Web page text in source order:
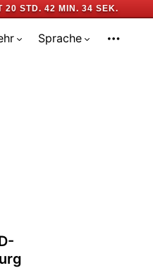
20 STD. 42 MIN. 33 SEK.
Sprache